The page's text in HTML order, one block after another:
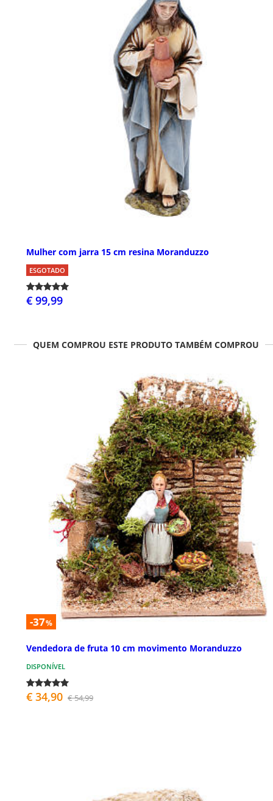
Mulher com jarra 15 cm resina Moranduzzo
ESGOTADO
€ 99,99
QUEM COMPROU ESTE PRODUTO TAMBÉM COMPROU
-37%
Vendedora de fruta 10 cm movimento Moranduzzo
DISPONÍVEL
€ 34,90 € 54,99